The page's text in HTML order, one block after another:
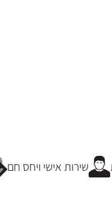
שירות אישי ויחס חם